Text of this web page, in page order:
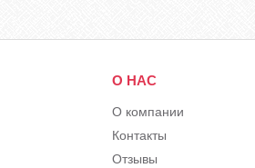
О НАС
О компании
Контакты
Отзывы